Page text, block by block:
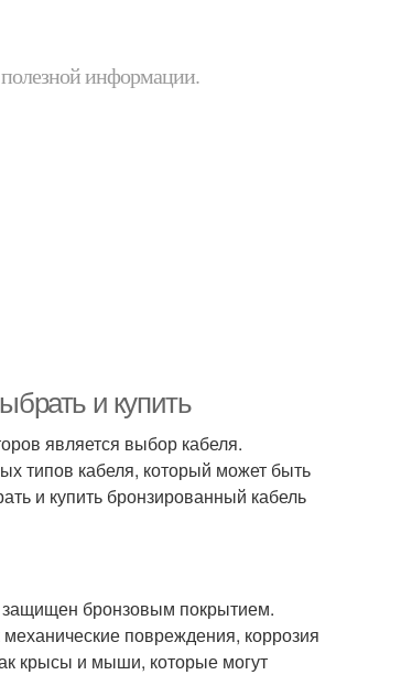
полезной информации.
и купить
является выбор кабеля.
типов кабеля, который может быть
и купить бронзированный кабель
защищен бронзовым покрытием.
повреждения, коррозия
крысы и мыши, которые могут